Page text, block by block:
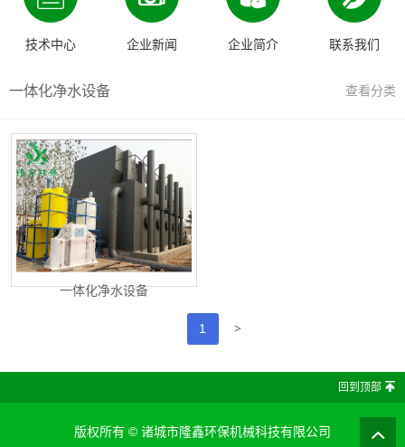
技术中心 企业新闻 企业简介 联系我们
一体化净水设备 查看分类
一体化净水设备
1 >
回到顶部
版权所有 © 诸城市隆鑫环保机械科技有限公司